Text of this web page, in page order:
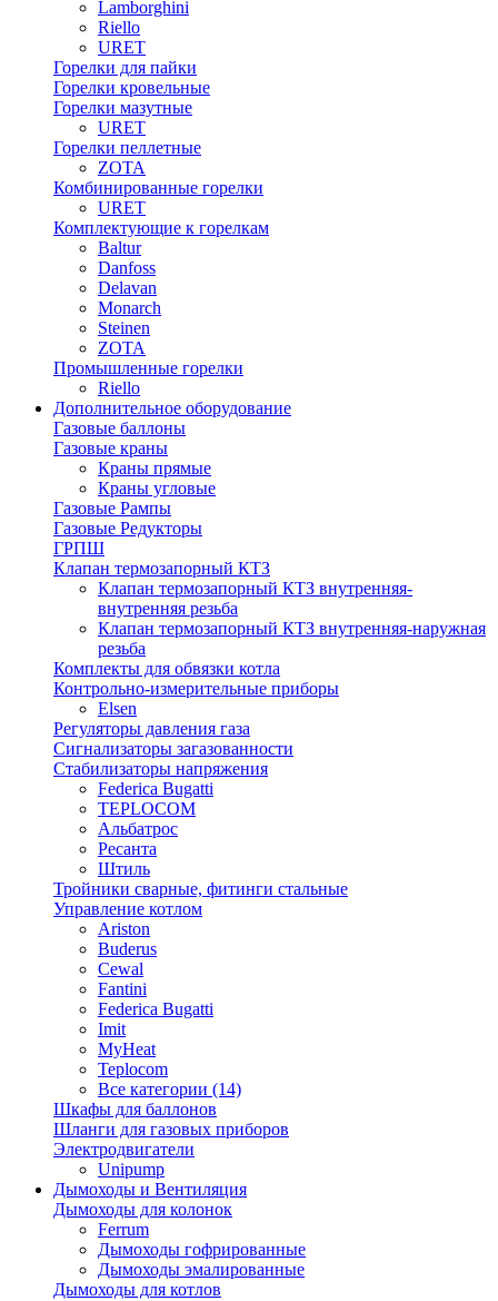
Lamborghini
Riello
URET
Горелки для пайки
Горелки кровельные
Горелки мазутные
URET
Горелки пеллетные
ZOTA
Комбинированные горелки
URET
Комплектующие к горелкам
Baltur
Danfoss
Delavan
Monarch
Steinen
ZOTA
Промышленные горелки
Riello
Дополнительное оборудование
Газовые баллоны
Газовые краны
Краны прямые
Краны угловые
Газовые Рампы
Газовые Редукторы
ГРПШ
Клапан термозапорный КТЗ
Клапан термозапорный КТЗ внутренняя-
внутренняя резьба
Клапан термозапорный КТЗ внутренняя-наружная
резьба
Комплекты для обвязки котла
Контрольно-измерительные приборы
Elsen
Регуляторы давления газа
Сигнализаторы загазованности
Стабилизаторы напряжения
Federica Bugatti
TEPLOCOM
Альбатрос
Ресанта
Штиль
Тройники сварные, фитинги стальные
Управление котлом
Ariston
Buderus
Cewal
Fantini
Federica Bugatti
Imit
MyHeat
Teplocom
Все категории (14)
Шкафы для баллонов
Шланги для газовых приборов
Электродвигатели
Unipump
Дымоходы и Вентиляция
Дымоходы для колонок
Ferrum
Дымоходы гофрированные
Дымоходы эмалированные
Дымоходы для котлов